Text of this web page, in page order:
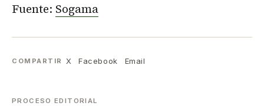
Fuente: Sogama
COMPARTIR X Facebook Email
PROCESO EDITORIAL